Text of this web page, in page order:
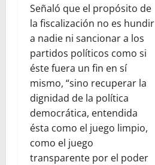
Señaló que el propósito de
la fiscalización no es hundir
a nadie ni sancionar a los
partidos políticos como si
éste fuera un fin en sí
mismo, “sino recuperar la
dignidad de la política
democrática, entendida
ésta como el juego limpio,
como el juego
transparente por el poder